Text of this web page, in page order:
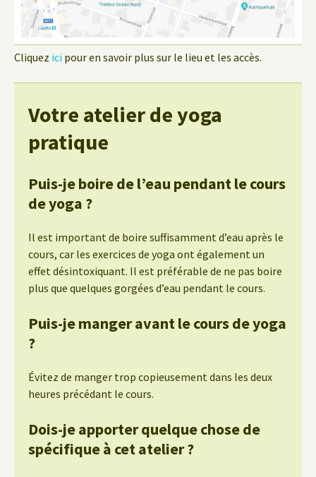
Cliquez ici pour en savoir plus sur le lieu et les accès.
Votre atelier de yoga
pratique
Puis-je boire de l’eau pendant le cours
de yoga ?
Il est important de boire suffisamment d’eau après le
cours, car les exercices de yoga ont également un
effet désintoxiquant. Il est préférable de ne pas boire
plus que quelques gorgées d’eau pendant le cours.
Puis-je manger avant le cours de yoga
?
Évitez de manger trop copieusement dans les deux
heures précédant le cours.
Dois-je apporter quelque chose de
spécifique à cet atelier ?